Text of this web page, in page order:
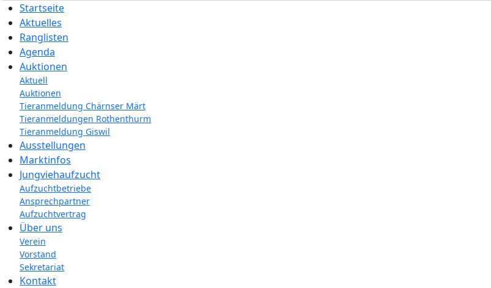
Startseite
Aktuelles
Ranglisten
Agenda
Auktionen
Aktuell
Auktionen
Tieranmeldung Chärnser Märt
Tieranmeldungen Rothenthurm
Tieranmeldung Giswil
Ausstellungen
Marktinfos
Jungviehaufzucht
Aufzuchtbetriebe
Ansprechpartner
Aufzuchtvertrag
Über uns
Verein
Vorstand
Sekretariat
Kontakt